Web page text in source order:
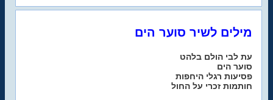
מילים לשיר סוער הים
עת לבי הולם בלהט
סוער הים
פסיעות רגלי היחפות
חותמות זכרי על החול